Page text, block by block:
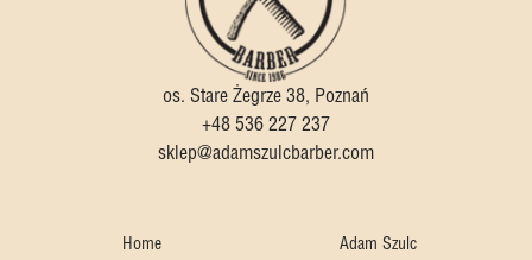
os. Stare Żegrze 38, Poznań
+48 536 227 237
sklep@adamszulcbarber.com
Home
Adam Szulc